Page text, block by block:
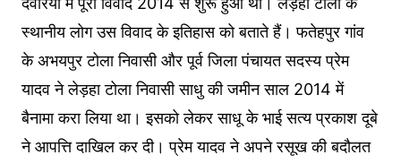
स्थानीय लोग उस विवाद के इतिहास को बताते हैं। फतेहपुर गांव
के अभयपुर टोला निवासी और पूर्व जिला पंचायत सदस्य प्रेम
यादव ने लेड़हा टोला निवासी साधु की जमीन साल 2014 में
बैनामा करा लिया था। इसको लेकर साधू के भाई सत्य प्रकाश दूबे
ने आपत्ति दाखिल कर दी। प्रेम यादव ने अपने रसूख की बदौलत